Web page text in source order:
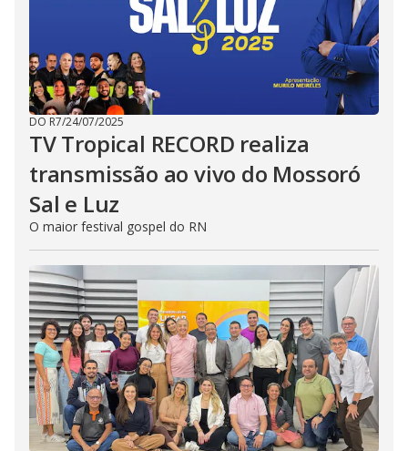
DO R7/24/07/2025
TV Tropical RECORD realiza
transmissão ao vivo do Mossoró
Sal e Luz
O maior festival gospel do RN